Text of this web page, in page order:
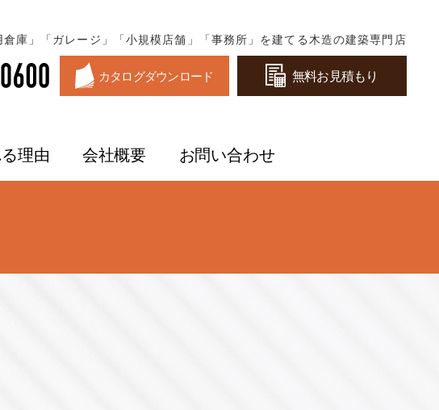
庫」「ガレージ」「小規模店舗」「事務所」を建てる木造の建築専門店
カタログダウンロード 無料お見積もり
理由 会社概要 お問い合わせ